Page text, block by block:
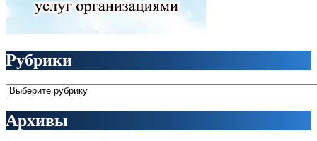
Рубрики
Рубрики
Архивы